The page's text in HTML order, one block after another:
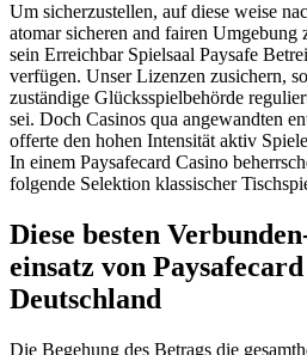
Um sicherzustellen, auf diese weise
atomar sicheren and fairen Umgebung
sein Erreichbar Spielsaal Paysafe
verfügen. Unser Lizenzen zusichern,
zuständige Glücksspielbehörde
sei. Doch Casinos qua angewandten
offerte den hohen Intensität aktiv
In einem Paysafecard Casino
folgende Selektion klassischer
Diese besten
einsatz von
Deutschland
Die Begehung des Betrags die